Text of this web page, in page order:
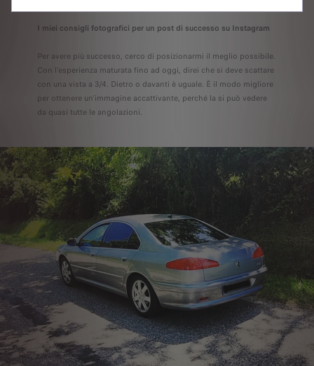
I miei consigli fotografici per un post di successo su Instagram
Per avere più successo, cerco di posizionarmi il meglio possibile.
Con l'esperienza maturata fino ad oggi, direi che si deve scattare
con una vista a 3/4. Dietro o davanti è uguale. È il modo migliore
per ottenere un'immagine accattivante, perché la si può vedere
da quasi tutte le angolazioni.